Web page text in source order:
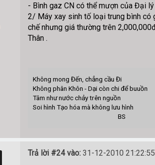
- Bình gaz CN có thể mượn của Đại lý
2/ Máy xay sinh tố loại trung bình có
chế nhưng giá thường trên
Thân .
Không mong Đến, chẳng cầu Đi
Không phân Khôn - Dại còn chi để buuồn
Tâm như nước chảy trên nguồn
Soi hình Tạo hóa mà không lưu hình
BS
Trả lời #24 vào:31-12-2010 21:22:55